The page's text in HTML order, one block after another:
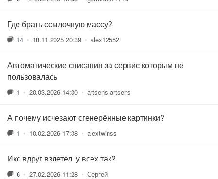
Где брать ссылочную массу?
14 • 18.11.2025 20:39 • alex12552
Автоматические списания за сервис которым не
пользовалась
1 • 20.03.2026 14:30 • artsens artsens
А почему исчезают сгенерённые картинки?
1 • 10.02.2026 17:38 • alextwinss
Икс вдруг взлетел, у всех так?
6 • 27.02.2026 11:28 • Сергей